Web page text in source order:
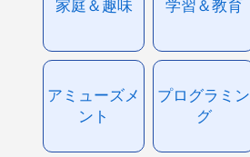
家庭＆趣味 学習＆教育
アミューズメ
ント
プログラミン
グ